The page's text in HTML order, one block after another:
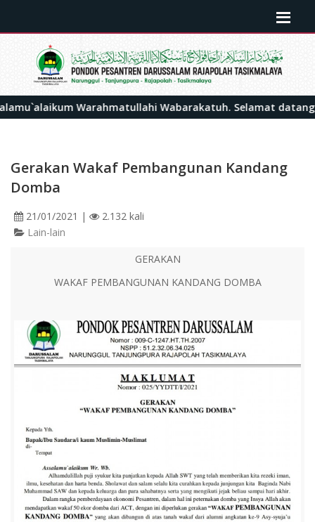
Warahmatullahi Wabarakatuh. Selamat datang di
Gerakan Wakaf Pembangunan Kandang
Domba
21/01/2021 |
2.132 kali
Lain-lain
GERAKAN
WAKAF PEMBANGUNAN KANDANG DOMBA